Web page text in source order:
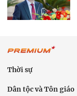
Thời sự
Dân tộc và Tôn giáo